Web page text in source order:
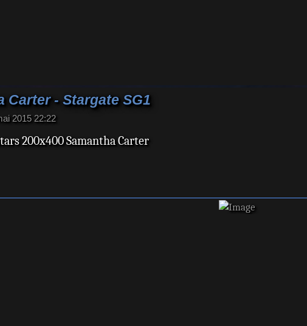
Carter - Stargate SG1
2015 22:22
200x400 Samantha Carter